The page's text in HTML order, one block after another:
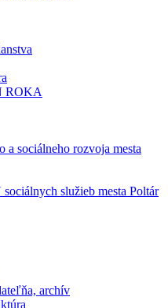
ROKA
a sociálneho rozvoja mesta
služieb mesta Poltár
archív